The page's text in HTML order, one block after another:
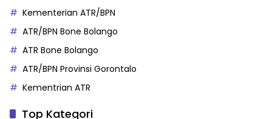
Kementerian ATR/BPN
ATR/BPN Bone Bolango
ATR Bone Bolango
ATR/BPN Provinsi Gorontalo
Kementrian ATR
Top Kategori